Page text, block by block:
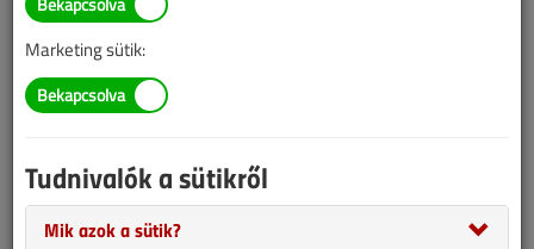
Csak ezt a lapszámot vásárolná meg?
1990 Ft-ért, online bankkártyás fizetéssel, azonnal
megvásárolhatja a lapszámot, ezzel hozzáférést kap a szám
összes cikkéhez, amit pdf formátumban le is tölthet.
Marketing sütik:
Tudnivalók a sütikről
Mik azok a sütik?